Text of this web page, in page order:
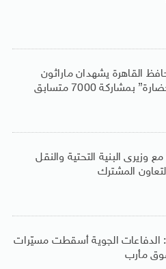
القاهرة يشهدان ماراثون
7000 متسابق
وزيرى البنية التحتية والنقل
المشترك
الدفاعات الجوية أسقطت مسيّرات
مأرب